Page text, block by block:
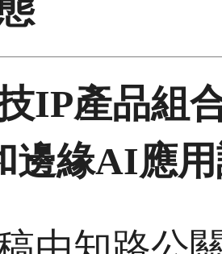
IP產品組
邊緣AI應